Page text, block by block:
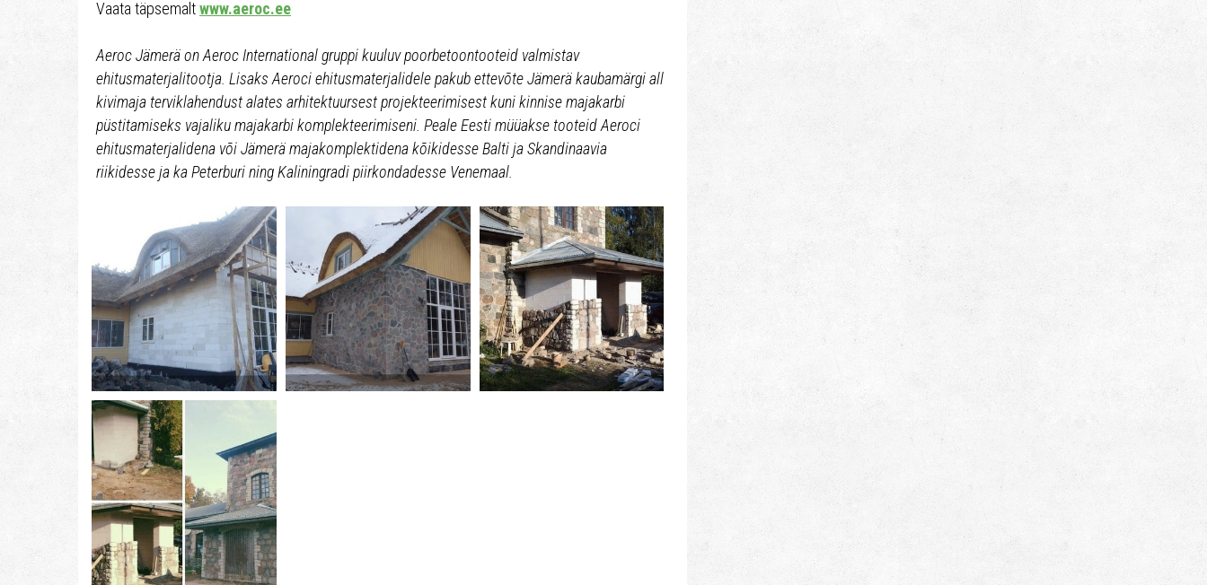
Vaata täpsemaltwww.aeroc.ee
Aeroc Jämerä on Aeroc International gruppi kuuluv poorbetoontooteid valmistav
ehitusmaterjalitootja. Lisaks Aeroci ehitusmaterjalidele pakub ettevõte Jämerä kaubamärgi all
kivimaja terviklahendust alates arhitektuursest projekteerimisest kuni kinnise majakarbi
püstitamiseks vajaliku majakarbi komplekteerimiseni. Peale Eesti müüakse tooteid Aeroci
ehitusmaterjalidena või Jämerä majakomplektidena kõikidesse Balti ja Skandinaavia
riikidesse ja ka Peterburi ning Kaliningradi piirkondadesse Venemaal.